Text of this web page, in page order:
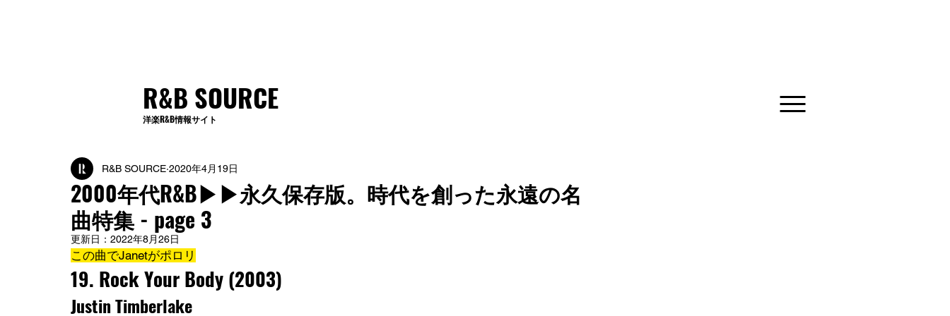
R&B SOURCE
洋楽R&B情報サイト
2000年代R&B▶︎▶︎永久保存版。時代を創った永遠の名
曲特集 - page 3
R&B SOURCE 2020年4月19日
更新日： 2022年8月26日
この曲でJanetがポロリ
19. Rock Your Body (2003)
Justin Timberlake